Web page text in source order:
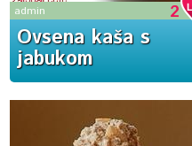
admin 2
Ovsena kaša s
jabukom